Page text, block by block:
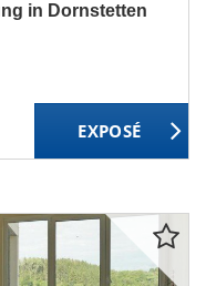
in Dornstetten